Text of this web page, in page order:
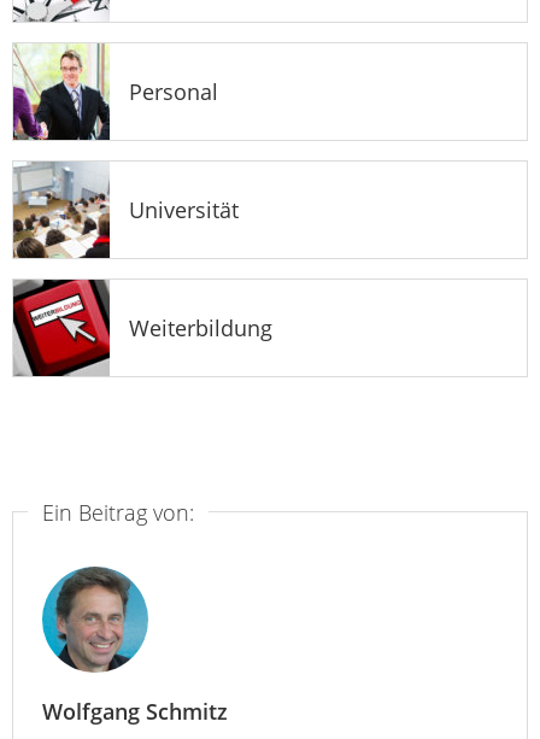
Personal
Universität
Weiterbildung
Ein Beitrag von:
Wolfgang Schmitz